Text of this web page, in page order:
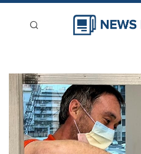
新聞稿分類
登入
刊登